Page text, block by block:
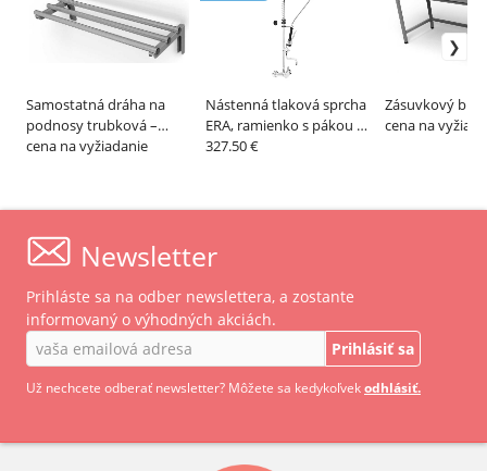
Samostatná dráha na
podnosy trubková –
ALVEX
cena na vyžiadanie
Nástenná tlaková sprcha
ERA, ramienko s pákou –
MONOLITH
327.50 €
Zásuvkový blok
cena na
Newsletter
Prihláste sa na odber newslettera, a zostante
informovaný o výhodných akciách.
Prihlásiť sa
Už nechcete odberať newsletter? Môžete sa kedykoľvekodhlásiť.